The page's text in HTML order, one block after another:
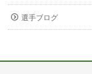
選手ブログ